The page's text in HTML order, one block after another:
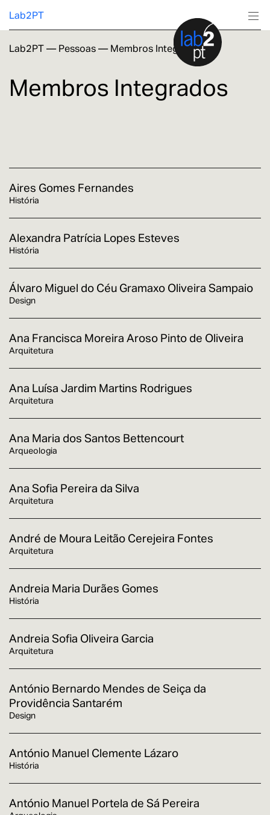
Lab2PT
Investigação
Formação
Lab2PT— Pessoas—Membros Integrados
Membros Integrados
Aires Gomes Fernandes
História
Alexandra Patrícia Lopes Esteves
História
Álvaro Miguel do Céu Gramaxo Oliveira Sampaio
Design
Ana Francisca Moreira Aroso Pinto de Oliveira
Arquitetura
Ana Luísa Jardim Martins Rodrigues
Arquitetura
Ana Maria dos Santos Bettencourt
Arqueologia
Ana Sofia Pereira da Silva
Arquitetura
André de Moura Leitão Cerejeira Fontes
Arquitetura
Andreia Maria Durães Gomes
História
Andreia Sofia Oliveira Garcia
Arquitetura
António Bernardo Mendes de Seiça da
Providência Santarém
Design
António Manuel Clemente Lázaro
História
António Manuel Portela de Sá Pereira